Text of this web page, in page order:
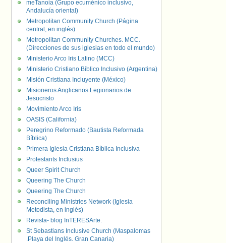
meTanoia (Grupo ecuménico inclusivo,
Andalucía oriental)
Metropolitan Community Church (Página
central, en inglés)
Metropolitan Community Churches. MCC.
(Direcciones de sus iglesias en todo el mundo)
Ministerio Arco Iris Latino (MCC)
Ministerio Cristiano Bíblico Inclusivo (Argentina)
Misión Cristiana Incluyente (México)
Misioneros Anglicanos Legionarios de
Jesucristo
Movimiento Arco Iris
OASIS (California)
Peregrino Reformado (Bautista Reformada
Bíblica)
Primera Iglesia Cristiana Bíblica Inclusiva
Protestants Inclusius
Queer Spirit Church
Queering The Church
Queering The Church
Reconciling Ministries Network (Iglesia
Metodista, en inglés)
Revista- blog InTERESArte.
St Sebastians Inclusive Church (Maspalomas
.Playa del Inglés. Gran Canaria)